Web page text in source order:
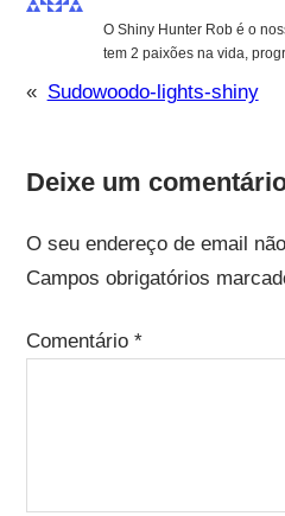
O Shiny Hunter Rob é o
tem 2 paixões na vida,
« Sudowoodo-lights-shiny
Deixe um
O seu endereço de email
Campos obrigatórios
Comentário *